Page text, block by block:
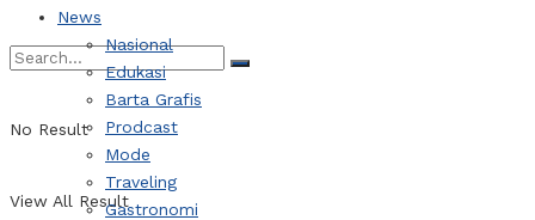
No Result
View All Result
News
Nasional
Edukasi
Barta Grafis
Prodcast
Mode
Traveling
Gastronomi